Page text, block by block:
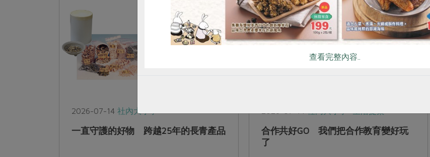
2026-07-14 社內大小事
一直守護的好物 跨越25年的長青產品
合作共好GO 我們把合作教育變好玩
了
查看完整內容..